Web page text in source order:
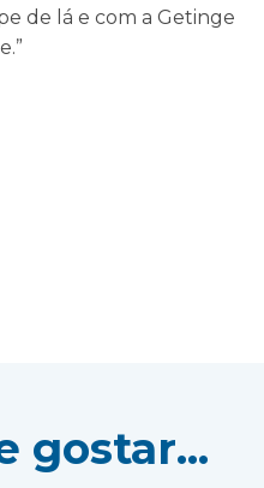
de lá e com a Getinge
gostar...